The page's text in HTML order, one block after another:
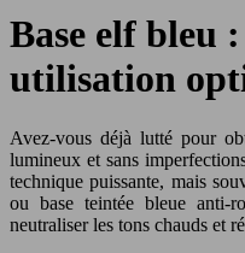
Base elf bleu
utilisation
Avez-vous déjà lutté pour
lumineux et sans
technique puissante, mais
ou base teintée bleue anti-
neutraliser les tons chauds et